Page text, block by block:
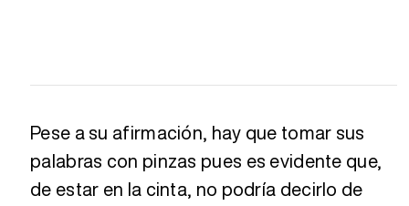
Pese a su afirmación, hay que tomar sus
palabras con pinzas pues es evidente que,
de estar en la cinta, no podría decirlo de